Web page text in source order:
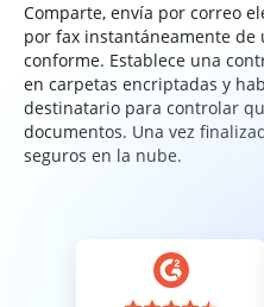
Comparte, envía por correo
por fax instantáneamente de
conforme. Establece una
en carpetas encriptadas y
destinatario para controlar
documentos. Una vez
seguros en la nube.